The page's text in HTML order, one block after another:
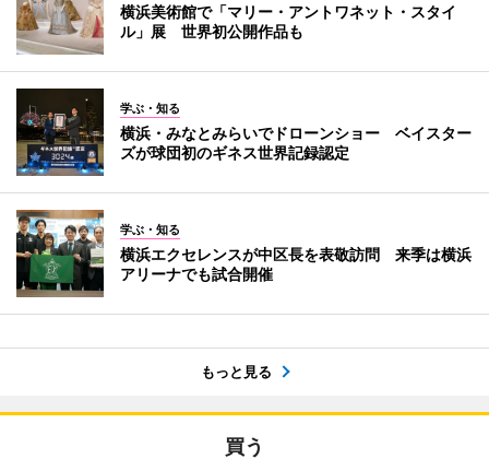
横浜美術館で「マリー・アントワネット・スタイ
ル」展 世界初公開作品も
学ぶ・知る
横浜・みなとみらいでドローンショー ベイスター
ズが球団初のギネス世界記録認定
学ぶ・知る
横浜エクセレンスが中区長を表敬訪問 来季は横浜
アリーナでも試合開催
もっと見る
買う